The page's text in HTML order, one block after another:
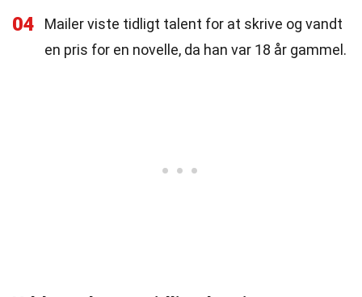
04
Mailer viste tidligt talent for at skrive og vandt
en pris for en novelle, da han var 18 år gammel.